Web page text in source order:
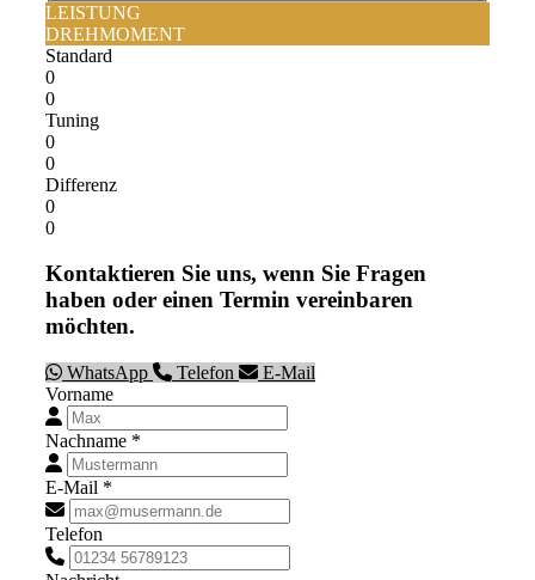
LEISTUNG
DREHMOMENT
Standard
0
0
Tuning
0
0
Differenz
0
0
Kontaktieren Sie uns, wenn Sie Fragen
haben oder einen Termin vereinbaren
möchten.
WhatsApp Telefon
E-Mail
Vorname
Nachname *
E-Mail *
Telefon